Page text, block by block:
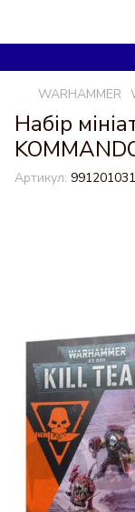
WARHAMMER
Набір
Артикул: